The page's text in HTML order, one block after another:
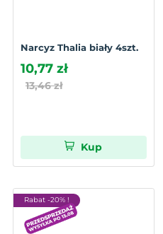
Narcyz Thalia biały 4szt.
10,77 zł
13,46 zł
Kup
Rabat -20% !